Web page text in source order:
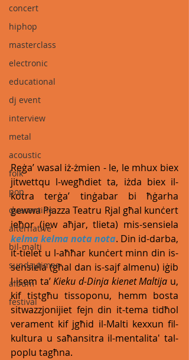
concert
hiphop
masterclass
electronic
educational
dj event
interview
metal
acoustic
folk
pop
quarantine
alternative
bil-malti
sundaytimes
album
festival
Reġa’ wasal iż-żmien - le, le mhux biex
jitwettqu l-wegħdiet ta, iżda biex il-
kotra terġa’ tinġabar bi ħġarha
ġewwa Pjazza Teatru Rjal għal kunċert
kelma kelma nota nota. Din id-darba,
it-tielet u l-aħħar kunċert minn din is-
sensiela (għal dan is-sajf almenu) iġib
l-isem ta’ Kieku d-Dinja kienet Maltija u,
kif tistgħu tissoponu, hemm bosta
sitwazzjonijiet fejn din it-tema tidħol
verament kif jgħid il-Malti kexxun fil-
kultura u saħansitra il-mentalita' tal-
poplu tagħna.